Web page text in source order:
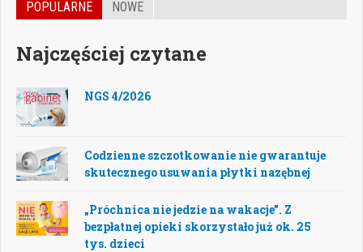
POPULARNE NOWE
Najczęściej czytane
NGS 4/2026
Codzienne szczotkowanie nie gwarantuje
skutecznego usuwania płytki nazębnej
„Próchnica nie jedzie na wakacje”. Z
bezpłatnej opieki skorzystało już ok. 25
tys. dzieci